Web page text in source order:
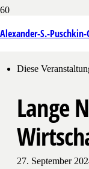
Alexander-S.-
Diese
Lange
27. September